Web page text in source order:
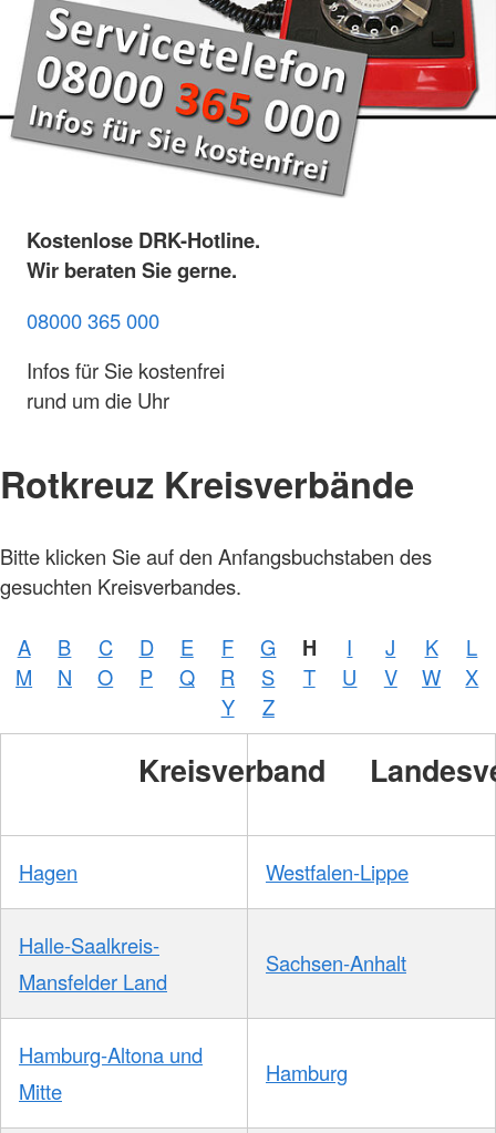
Kostenlose DRK-Hotline.
Wir beraten Sie gerne.
08000 365 000
Infos für Sie kostenfrei
rund um die Uhr
Rotkreuz Kreisverbände
Bitte klicken Sie auf den Anfangsbuchstaben des
gesuchten Kreisverbandes.
A B C D E F G H I J K
L
M
N O P Q R S T U V W
X
Y
Z
Kreisverband
Hagen Westfalen-Lippe
Halle-Saalkreis-
Mansfelder Land
Sachsen-Anhalt
Hamburg-Altona und
Mitte
Hamburg